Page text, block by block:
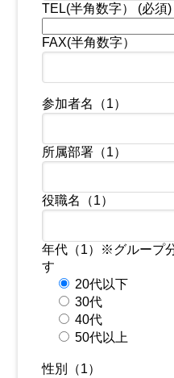
TEL(半角数字） (必須)
FAX(半角数字）
参加者名（1）
所属部署（1）
役職名（1）
年代（1）※グループ
す
20代以下
30代
40代
50代以上
性別（1）